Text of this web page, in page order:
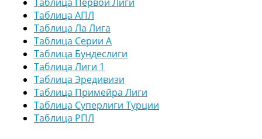
Таблица АПЛ
Таблица Ла Лига
Таблица Серии А
Таблица Бундеслиги
Таблица Лиги 1
Таблица Эредивизи
Таблица Примейра Лиги
Таблица Суперлиги Турции
Таблица РПЛ